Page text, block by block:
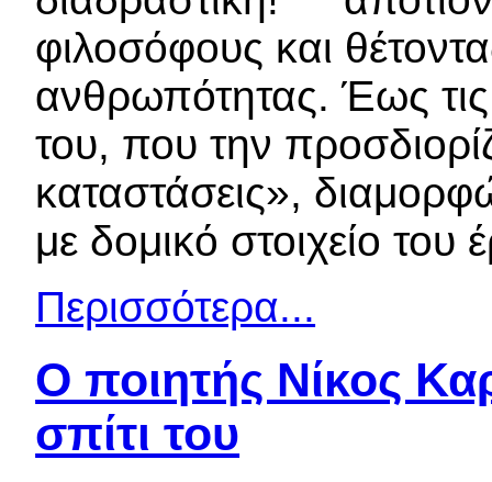
φιλοσόφους και
ανθρωπότητας. Έως
του, που την
καταστάσεις»,
με δομικό στοιχείο του
Περισσότερα...
Ο ποιητής Νίκος
σπίτι του